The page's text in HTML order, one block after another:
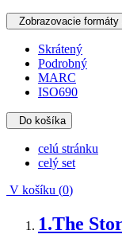
Zobrazovacie formáty
Skrátený
Podrobný
MARC
ISO690
Do košíka
celú stránku
celý set
V košíku (0)
1.The